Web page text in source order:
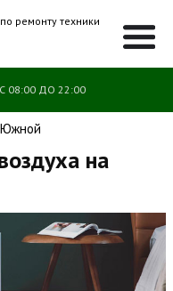
ремонту техники
08:00 ДО 22:00
Южной
на